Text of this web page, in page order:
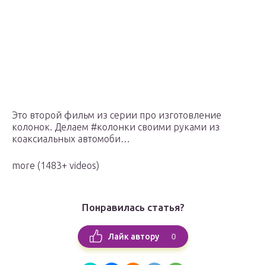
Это второй фильм из серии про изготовление
колонок. Делаем #колонки своими руками из
коаксиальных автомоби…
more (1483+ videos)
Понравилась статья?
Лайк автору 0